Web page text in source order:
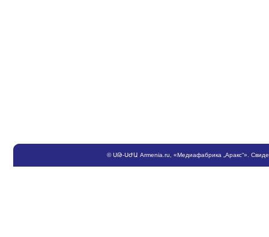
©ՍԹ-ՍԺԱ Armenia.ru , «Медиафабрика „Аракс“».